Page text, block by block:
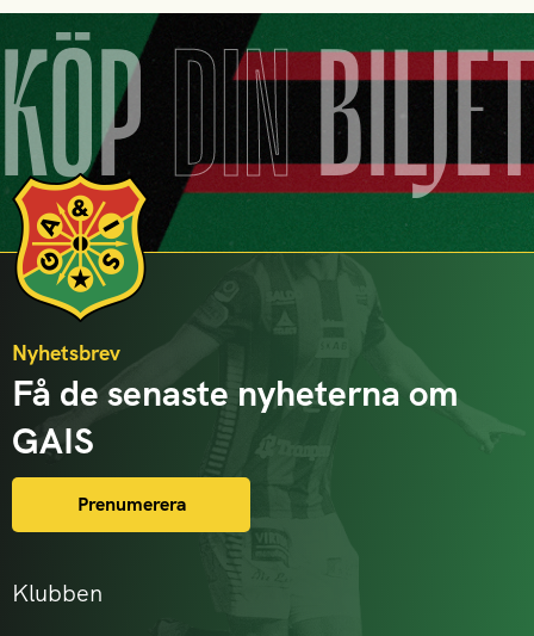
KÖPDIN
Klubben
Nyhetsbrev
Få de senaste nyheterna om
GAIS
Prenumerera